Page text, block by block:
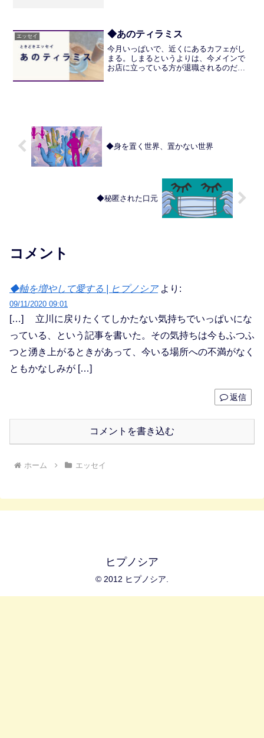
外来も午後のはじめに行く...
エッセイ ◆あのティラミス
今月いっぱいで、近くにあるカフェがし
まる。しまるというよりは、今メインで
お店に立っている方が退職されるのだと
◆身を置く世界、置かない世界
◆秘匿された口元
コメント
◆軸を増やして愛する | ヒプノシア より:
09/11/2020 09:01
[…] 立川に戻りたくてしかたない気持ちでいっぱいにな
っている、という記事を書いた。その気持ちは今もふつふ
つと湧き上がるときがあって、今いる場所への不満がなく
ともかなしみが […]
返信
コメントを書き込む
ホーム エッセイ
ヒプノシア
© 2012 ヒプノシア.